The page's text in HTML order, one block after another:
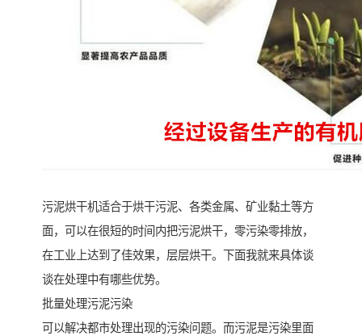
污泥烘干机适合于烘干污泥、各类金属、矿业黏土等方
面，可以在很短的时间内把污泥烘干，零污染零排放，
在工业上达到了佳效果，层层烘干。下面我就来具体谈
谈在处理中有哪些优势。
批量处理污泥污染
可以解决都市处理出现的污染问题。而污泥是污染里面